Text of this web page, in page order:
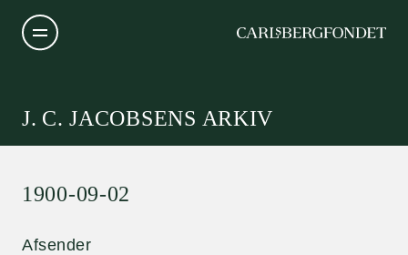
J. C. JACOBSENS ARKIV
1900-09-02
Afsender